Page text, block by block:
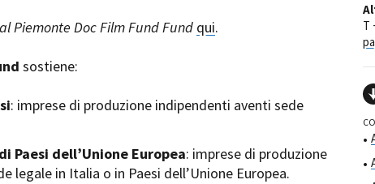
EVENTI, SPECIALI
TFI Torino Film Industry - Production
Days
Guarda che storia!
Torino di Paolo Sorrentino
Open Day
Location - Accedi al
Location - Nuovo
Stage - Tirocini -
Elenco Operatori
affidamento lavori in
Piemonte Doc Film Fund Fund qui.
sostiene:
: imprese di produzione indipendenti aventi sede
dell’Unione Europea: imprese di produzione
legale in Italia o in Paesi dell’Unione Europea.
T